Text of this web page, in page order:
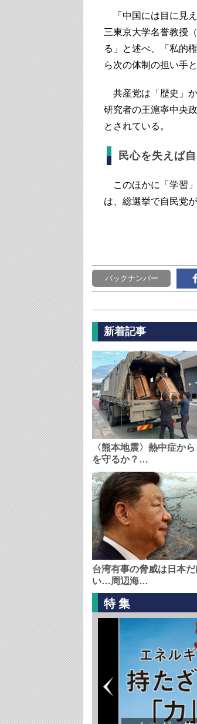
「中国には目に見
三東京大学名誉教授
る」と述べ、「私的
ら次の体制の担い手
共産党は「歴史」か
研究者の王滬寧中央
とされている。
民心を失えば
このほかに「学習
は、総選挙で自民党
バックナンバー
新着記事
〈熊本地震〉熱中症か
を守るか？…
台湾有事の脅威は日本
い…周辺海…
特集